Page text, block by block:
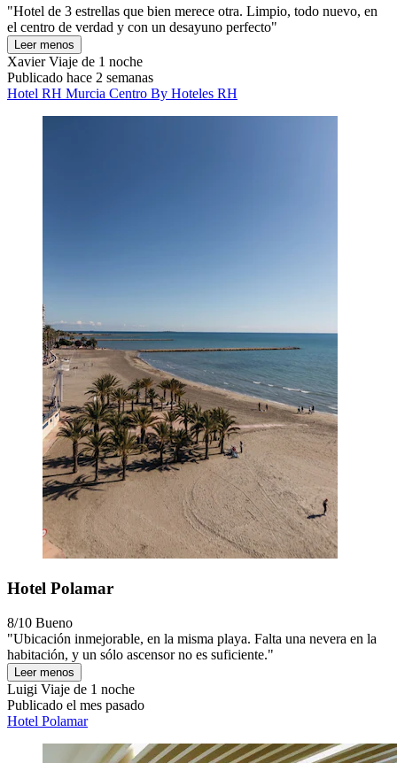
"Hotel de 3 estrellas que bien merece otra. Limpio, todo nuevo, en
el centro de verdad y con un desayuno perfecto"
Leer menos
XavierViaje de 1 noche
Publicado hace 2 semanas
Hotel RH Murcia Centro By Hoteles RH
Hotel Polamar
8/10 Bueno
"Ubicación inmejorable, en la misma playa. Falta una nevera en la
habitación, y un sólo ascensor no es suficiente."
Leer menos
Luigi Viaje de 1 noche
Publicado el mes pasado
Hotel Polamar